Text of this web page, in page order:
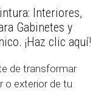
Interiores,
Gabinetes y
¡Haz clic aquí!
de transformar
o exterior de tu